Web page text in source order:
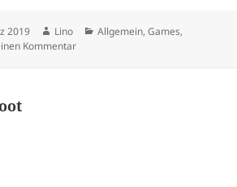
2019 Autor
Lino Kategorien
Allgemein,Games,
Kommentarzu Bee Storm – DoDonPachi II